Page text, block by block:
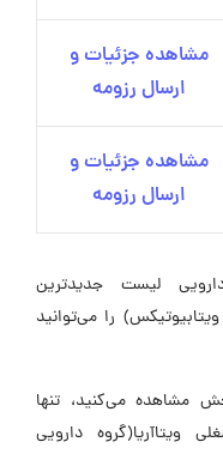
مشاهده جزئیات و
ارسال رزومه
مشاهده جزئیات و
ارسال رزومه
لیست جدیدترین
را می‌توانید
مشاهده می‌کنید، تنها
ویتاآریا(گروه دارویی